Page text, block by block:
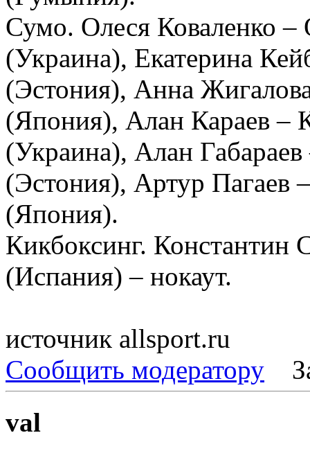
Сумо. Олеся Коваленко –
(Украина), Екатерина
(Эстония), Анна
(Япония), Алан Караев –
(Украина), Алан
(Эстония), Артур
(Япония).
Кикбоксинг. Константин
(Испания) – нокаут.
источник allsport.ru
Сообщить модератору
val